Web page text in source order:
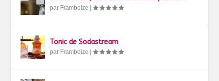
par Framboize |
Tonic de Sodastream
par Framboize |